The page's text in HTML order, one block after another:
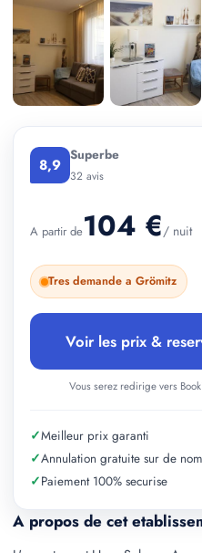
A propos de cet
8,9 Superbe
32 avis
A partir de104 €/ nuit
Tres demande a Grömitz
Voir les prix &
Vous serez redirige vers
✓Meilleur prix garanti
✓Annulation gratuite sur de
✓Paiement 100% securise